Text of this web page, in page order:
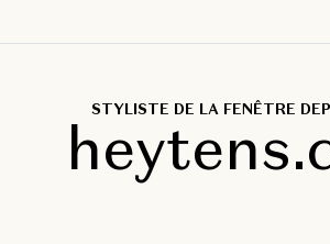
STYLISTE DE LA FENÊTRE